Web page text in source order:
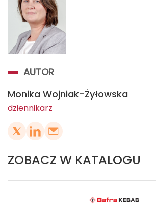
AUTOR
Monika Wojniak-Żyłowska
dziennikarz
ZOBACZ W KATALOGU